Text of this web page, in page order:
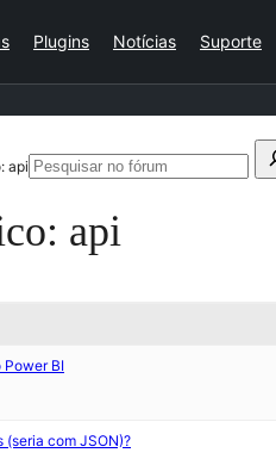
Plugins Notícias Suporte
apiPesquisar
api
Power BI
com JSON)?